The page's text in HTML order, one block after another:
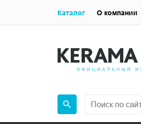
Каталог О компании